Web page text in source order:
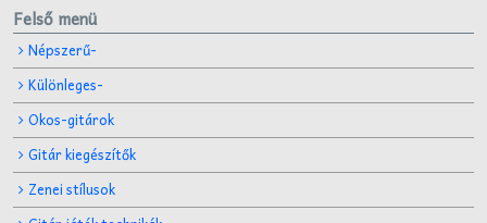
Felső menü
Népszerű-
Különleges-
Okos-gitárok
Gitár kiegészítők
Zenei stílusok